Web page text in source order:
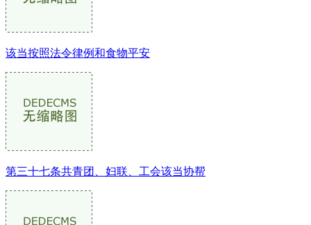
该当按照法令律例和食物平安
第三十七条共青团、妇联、工会该当协帮